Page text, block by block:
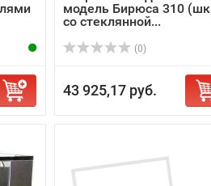
модель Бирюса 310
со стеклянной...
(0)
43 925,17 руб.